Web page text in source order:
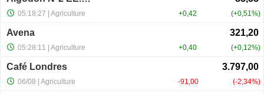
+0,42 +0,51%
05:18:27 | Agriculture
Avena
+0,40 +0,12%
05:28:11 | Agriculture
Café Londres
-91,00 -2,34%
06/08 | Agriculture